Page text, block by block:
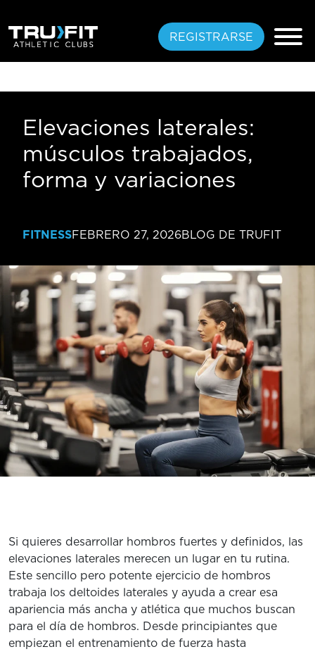
REGISTRARSE
PASO GRATIS
PLANES
AMENIDADES
CAPACITACIÓN
ESPECIALIZADA
CLASES
EXPLORA TRUFIT
CARRERAS
MI CUENTA
PREGUNTAS FRECUENTES
Elevaciones laterales:
músculos trabajados,
forma y variaciones
FITNESSFEBRERO 27, 2026BLOG DE TRUFIT
Si quieres desarrollar hombros fuertes y definidos, las
elevaciones laterales merecen un lugar en tu rutina.
Este sencillo pero potente ejercicio de hombros
trabaja los deltoides laterales y ayuda a crear esa
apariencia más ancha y atlética que muchos buscan
para el día de hombros. Desde principiantes que
empiezan el entrenamiento de fuerza hasta